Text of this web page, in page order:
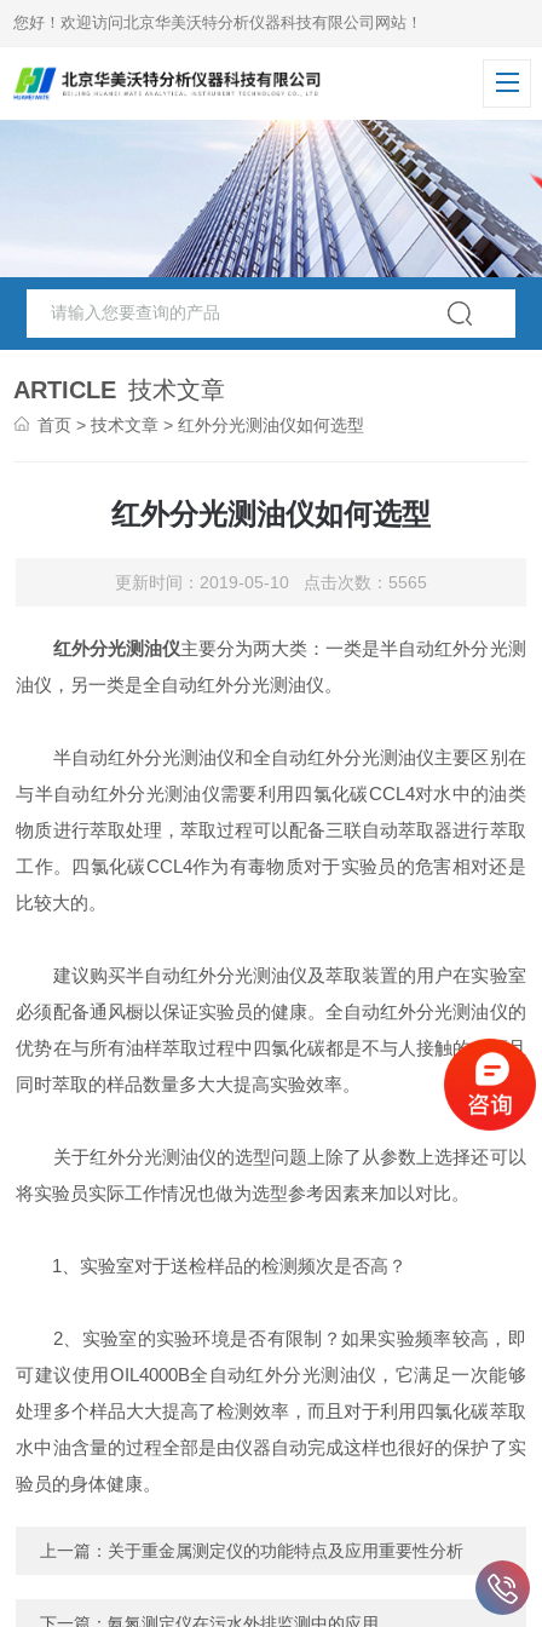
您好！欢迎访问北京华美沃特分析仪器科技有限公司网站！
ARTICLE 技术文章
首页 >技术文章 > 红外分光测油仪如何选型
红外分光测油仪如何选型
更新时间：2019-05-10 点击次数：5565
红外分光测油仪主要分为两大类：一类是半自动红外分光测
油仪，另一类是全自动红外分光测油仪。
半自动红外分光测油仪和全自动红外分光测油仪主要区别在
与半自动红外分光测油仪需要利用四氯化碳CCL4对水中的油类
物质进行萃取处理，萃取过程可以配备三联自动萃取器进行萃取
工作。四氯化碳CCL4作为有毒物质对于实验员的危害相对还是
比较大的。
建议购买半自动红外分光测油仪及萃取装置的用户在实验室
必须配备通风橱以保证实验员的健康。全自动红外分光测油仪的
优势在与所有油样萃取过程中四氯化碳都是不与人接触的，而且
同时萃取的样品数量多大大提高实验效率。
关于红外分光测油仪的选型问题上除了从参数上选择还可以
将实验员实际工作情况也做为选型参考因素来加以对比。
1、实验室对于送检样品的检测频次是否高？
2、实验室的实验环境是否有限制？如果实验频率较高，即
可建议使用OIL4000B全自动红外分光测油仪，它满足一次能够
处理多个样品大大提高了检测效率，而且对于利用四氯化碳萃取
水中油含量的过程全部是由仪器自动完成这样也很好的保护了实
验员的身体健康。
上一篇： 关于重金属测定仪的功能特点及应用重要性分析